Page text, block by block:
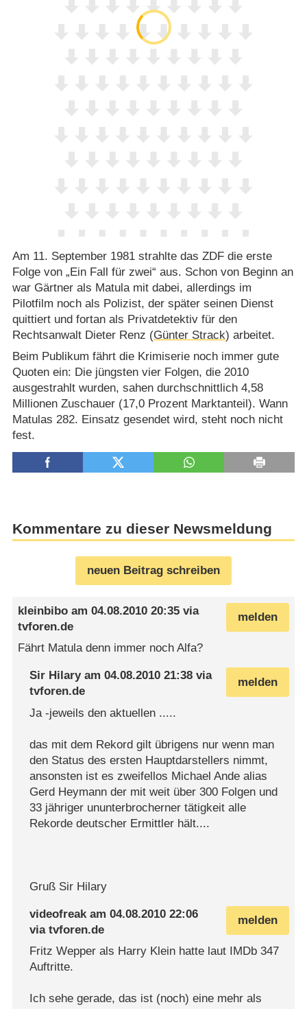
Am 11. September 1981 strahlte das ZDF die erste
Folge von „Ein Fall für zwei“ aus. Schon von Beginn an
war Gärtner als Matula mit dabei, allerdings im
Pilotfilm noch als Polizist, der später seinen Dienst
quittiert und fortan als Privatdetektiv für den
Rechtsanwalt Dieter Renz (Günter Strack) arbeitet.
Beim Publikum fährt die Krimiserie noch immer gute
Quoten ein: Die jüngsten vier Folgen, die 2010
ausgestrahlt wurden, sahen durchschnittlich 4,58
Millionen Zuschauer (17,0 Prozent Marktanteil). Wann
Matulas 282. Einsatz gesendet wird, steht noch nicht
fest.
Kommentare zu dieser Newsmeldung
neuen Beitrag schreiben
melden
kleinbibo am04.08.2010 20:35 via
tvforen.de
Fährt Matula denn immer noch Alfa?
melden
Sir Hilaryam04.08.2010 21:38 via
tvforen.de
Ja -jeweils den aktuellen .....
das mit dem Rekord gilt übrigens nur wenn man
den Status des ersten Hauptdarstellers nimmt,
ansonsten ist es zweifellos Michael Ande alias
Gerd Heymann der mit weit über 300 Folgen und
33 jähriger ununterbrocherner tätigkeit alle
Rekorde deutscher Ermittler hält....
Gruß Sir Hilary
melden
videofreak am04.08.2010 22:06
viatvforen.de
Fritz Wepper als Harry Klein hatte laut IMDb 347
Auftritte.
Ich sehe gerade, das ist (noch) eine mehr als